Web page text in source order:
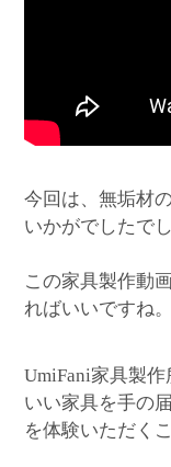
今回は、無垢材
いかがでしたで
この家具製作動
ればいいですね。
UmiFani家具製作
いい家具を手の
を体験いただくこ